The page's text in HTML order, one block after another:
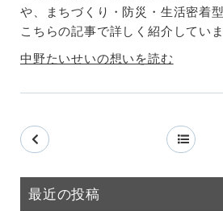
や、まちづくり・防災・生活密着
こちらの記事で詳しく紹介していま
中野たいせいの想いを読む
最近の投稿